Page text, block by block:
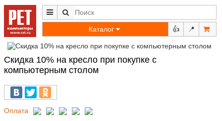
Каталог 👍 📍
Скидка 10% на кресло при покупке с
компьютерным столом
Оплата